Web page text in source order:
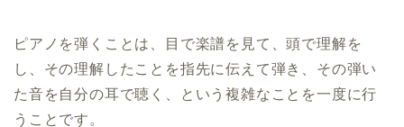
ピアノを弾くことは、目で楽譜を見て、頭で理解を
し、その理解したことを指先に伝えて弾き、その弾い
た音を自分の耳で聴く、という複雑なことを一度に行
うことです。